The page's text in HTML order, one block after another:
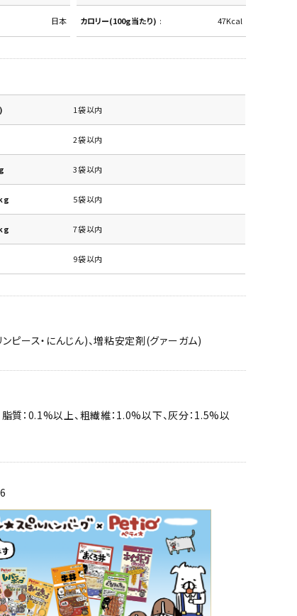
日本 カロリー(100g当たり) 47Kcal
1袋以内
2袋以内
3袋以内
5袋以内
7袋以内
9袋以内
ピース・にんじん)、増粘安定剤(グァーガム)
質：0.1%以上、粗繊維：1.0%以下、灰分：1.5%以